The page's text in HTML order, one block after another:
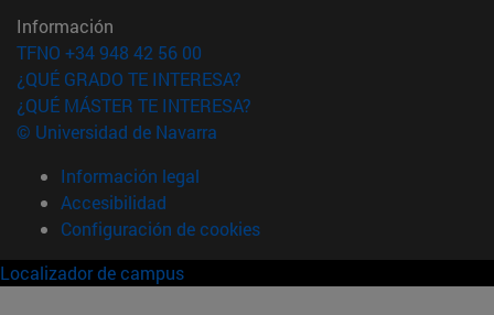
Información
TFNO +34 948 42 56 00
¿QUÉ GRADO TE INTERESA?
¿QUÉ MÁSTER TE INTERESA?
© Universidad de Navarra
Información legal
Accesibilidad
Configuración de cookies
Localizador de campus